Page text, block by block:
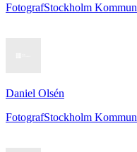
FotografStockholm Kommun
Daniel Olsén
FotografStockholm Kommun